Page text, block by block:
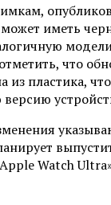
иметь
что
из пластика,
Watch